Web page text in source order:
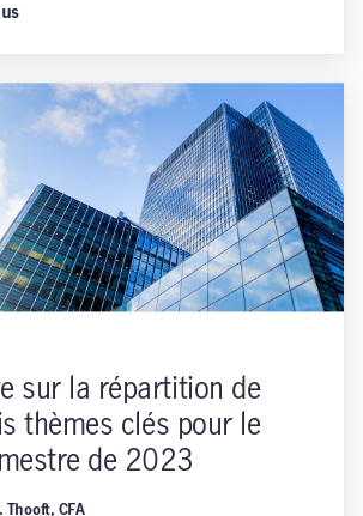
sur la répartition de
thèmes clés pour le
de 2023
Thooft, CFA